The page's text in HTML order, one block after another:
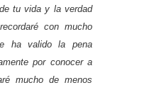
tu vida y la verdad
con mucho
ha valido la pena
por conocer a
mucho de menos